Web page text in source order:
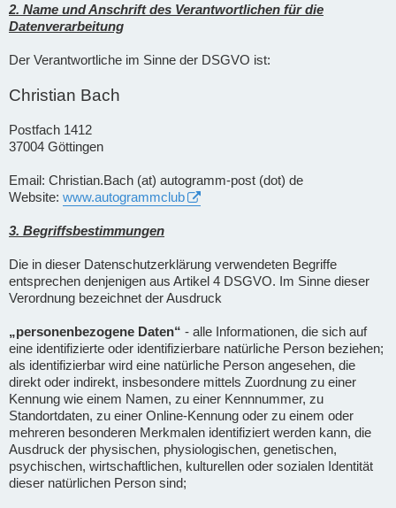
2. Name und Anschrift des Verantwortlichen für die
Datenverarbeitung
Der Verantwortliche im Sinne der DSGVO ist:
Christian Bach
Postfach 1412
37004 Göttingen
Email: Christian.Bach (at) autogramm-post (dot) de
Website: www.autogrammclub
3. Begriffsbestimmungen
Die in dieser Datenschutzerklärung verwendeten Begriffe
entsprechen denjenigen aus Artikel 4 DSGVO. Im Sinne dieser
Verordnung bezeichnet der Ausdruck
„personenbezogene Daten“ - alle Informationen, die sich auf
eine identifizierte oder identifizierbare natürliche Person beziehen;
als identifizierbar wird eine natürliche Person angesehen, die
direkt oder indirekt, insbesondere mittels Zuordnung zu einer
Kennung wie einem Namen, zu einer Kennnummer, zu
Standortdaten, zu einer Online-Kennung oder zu einem oder
mehreren besonderen Merkmalen identifiziert werden kann, die
Ausdruck der physischen, physiologischen, genetischen,
psychischen, wirtschaftlichen, kulturellen oder sozialen Identität
dieser natürlichen Person sind;